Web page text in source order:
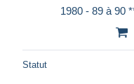
1980 - 89 à 90
Statut